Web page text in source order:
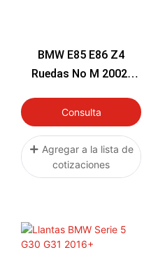
BMW E85 E86 Z4
Ruedas No M 2002-
Consulta
Agregar a la lista de
cotizaciones